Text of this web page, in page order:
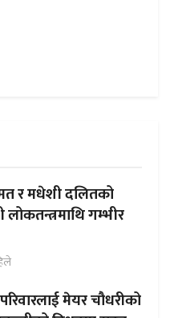
र मधेशी दलितको
लोकतन्त्रमाथि गम्भीर
मेयर चौधरीको